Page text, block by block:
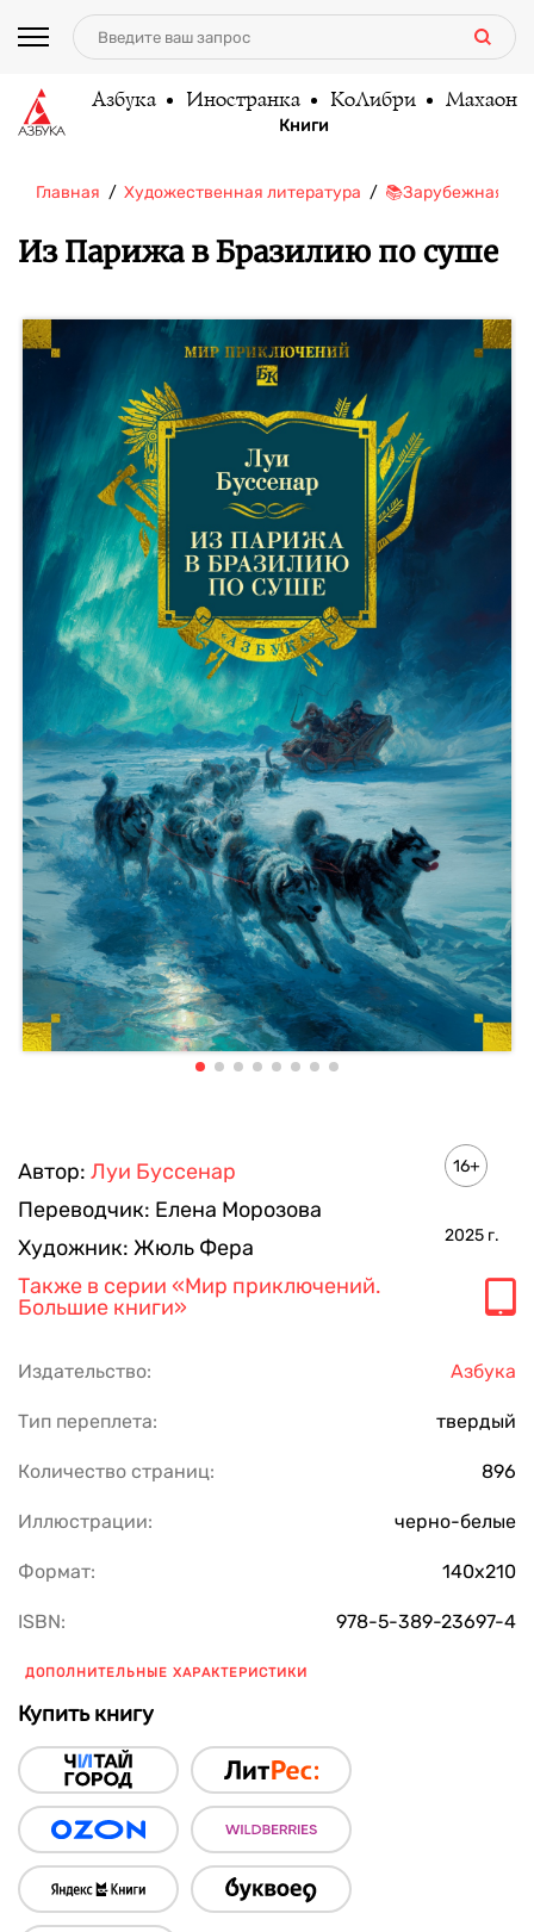
Азбука Иностранка КоЛибри Махаон
Книги
Главная Художественная литература 📚Зарубежная
Из Парижа в Бразилию по суше
Автор: Луи Буссенар
Переводчик: Елена Морозова
Художник: Жюль Фера
16+
2025 г.
Также в серии «Мир приключений.
Большие книги»
Издательство: Азбука
Тип переплета: твердый
Количество страниц: 896
Иллюстрации: черно-белые
Формат: 140х210
ISBN: 978-5-389-23697-4
ДОПОЛНИТЕЛЬНЫЕ ХАРАКТЕРИСТИКИ
Купить книгу